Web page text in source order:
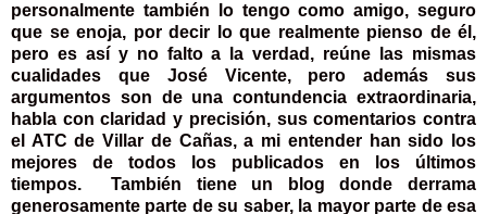
personalmente también lo tengo como amigo, seguro
que se enoja, por decir lo que realmente pienso de él,
pero es así y no falto a la verdad, reúne las mismas
cualidades que José Vicente, pero además sus
argumentos son de una contundencia extraordinaria,
habla con claridad y precisión, sus comentarios contra
el ATC de Villar de Cañas, a mi entender han sido los
mejores de todos los publicados en los últimos
tiempos. También tiene un blog donde derrama
generosamente parte de su saber, la mayor parte de esa